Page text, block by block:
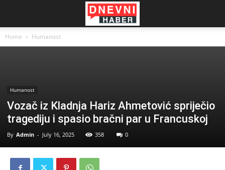
Home Humanost
Humanost
Vozač iz Kladnja Hariz Ahmetović spriječio
tragediju i spasio bračni par u Francuskoj
By Admin - July 16, 2025 358 0